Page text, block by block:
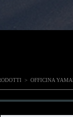
> OFFICINA